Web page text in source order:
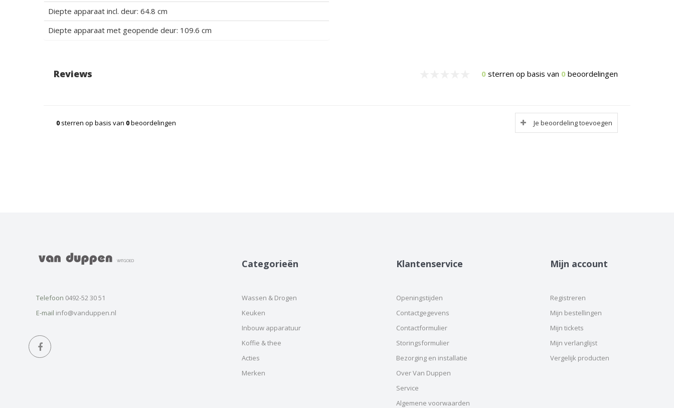
Diepte apparaat incl. deur: 64.8 cm
Diepte apparaat met geopende deur: 109.6 cm
Reviews 0 sterren op basis van 0 beoordelingen
0 sterren op basis van 0beoordelingen Je beoordeling toevoegen
Telefoon 0492-52 30 51
E-mail info@vanduppen.nl
Categorieën
Wassen & Drogen
Keuken
Inbouw apparatuur
Koffie & thee
Acties
Merken
Klantenservice
Openingstijden
Contactgegevens
Contactformulier
Storingsformulier
Bezorging en installatie
Over Van Duppen
Service
Algemene voorwaarden
Mijn account
Registreren
Mijn bestellingen
Mijn tickets
Mijn verlanglijst
Vergelijk producten